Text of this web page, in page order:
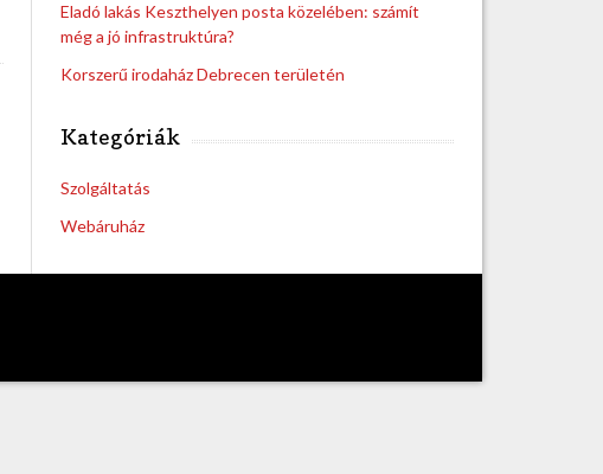
Eladó lakás Keszthelyen posta közelében: számít
még a jó infrastruktúra?
Korszerű irodaház Debrecen területén
Kategóriák
Szolgáltatás
Webáruház